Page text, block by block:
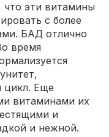
эти витамины
с более
БАД отлично
время
цикл. Еще
витаминами их
и
и нежной.